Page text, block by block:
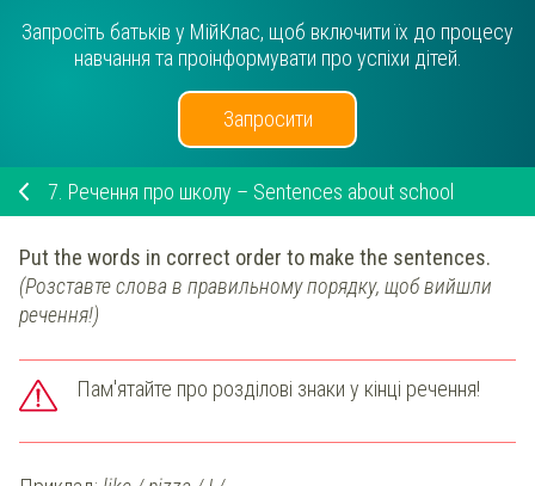
Запросіть батьків у МійКлас, щоб включити їх до процесу
навчання та проінформувати про успіхи дітей.
Запросити
7. Речення про школу – Sentences about school
Put the words in correct order to make the sentences.
(Розставте слова в правильному порядку, щоб вийшли
речення!)
Пам'ятайте про розділові знаки у кінці речення!